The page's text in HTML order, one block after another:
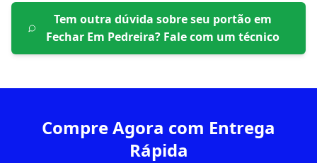
Tem outra dúvida sobre seu portão em
Fechar Em Pedreira? Fale com um técnico
Compre Agora com Entrega
Rápida